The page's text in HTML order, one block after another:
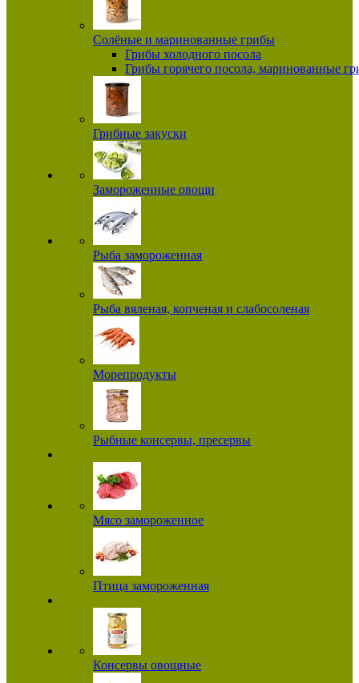
Солёные и маринованные грибы
Грибы холодного посола
Грибы горячего посола, маринованные
Грибные закуски
Замороженные овощи
Рыба замороженная
Рыба вяленая, копченая и слабосоленая
Морепродукты
Рыбные консервы, пресервы
Мясо замороженное
Птица замороженная
Консервы овощные